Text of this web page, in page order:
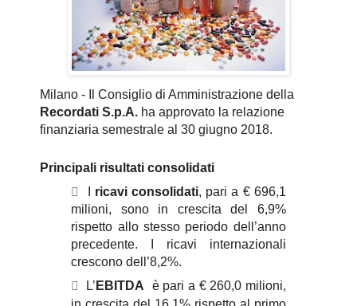
Milano - Il Consiglio di Amministrazione della
Recordati S.p.A.ha approvato la relazione
finanziaria semestrale al 30 giugno 2018.
Principali risultati consolidati

ricavi consolidati, pari a € 696,1
milioni, sono in crescita del 6,9%
rispetto allo stesso periodo dell’anno
precedente. I ricavi internazionali
crescono dell’8,2%.
 L’ EBITDA
è pari a € 260,0 milioni,